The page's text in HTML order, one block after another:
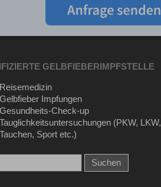
GELBFIEBERIMPFSTELLE
Reisemedizin
Gelbfieber Impfungen
Gesundheits-Check-up
Tauglichkeitsuntersuchungen (PKW, LKW,
Tauchen, Sport etc.)